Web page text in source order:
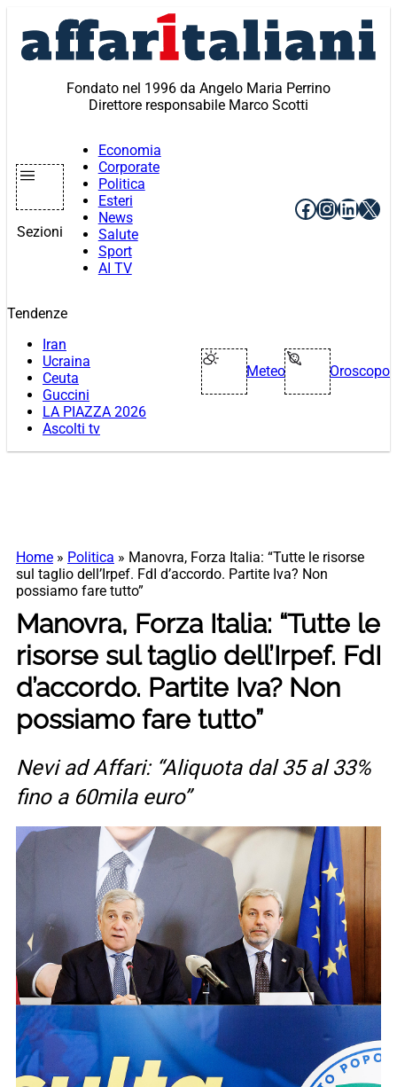
contenuto
Fondato nel 1996 da Angelo Maria Perrino
Direttore responsabile Marco Scotti
Sezioni
Economia
Corporate
Politica
Esteri
News
Salute
Sport
AI TV
Facebook
X
Tendenze
Iran
Ucraina
Ceuta
Guccini
LA PIAZZA 2026
Ascolti tv
Meteo Oroscopo
Home » Politica » Manovra, Forza Italia: “Tutte le risorse
sul taglio dell’Irpef. FdI d’accordo. Partite Iva? Non
possiamo fare tutto”
Manovra, Forza Italia: “Tutte le
risorse sul taglio dell’Irpef. FdI
d’accordo. Partite Iva? Non
possiamo fare tutto”
Nevi ad Affari: “Aliquota dal 35 al 33%
fino a 60mila euro”